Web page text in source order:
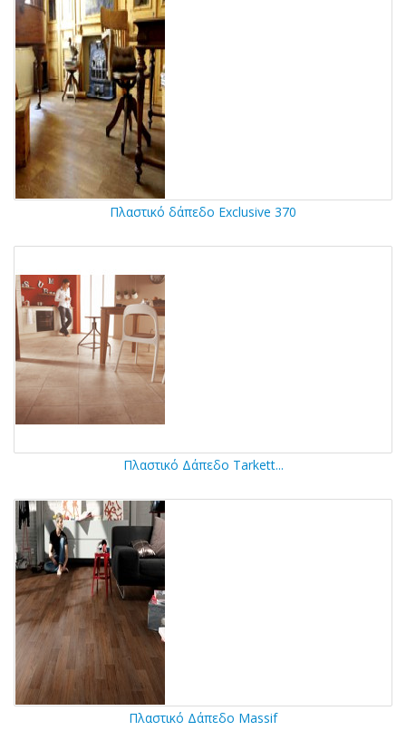
Πλαστικό δάπεδο Exclusive 370
Πλαστικό Δάπεδο Tarkett...
Πλαστικό Δάπεδο Massif